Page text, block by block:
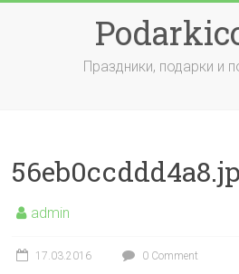
Праздники, подарки и
admin
17.03.2016 0 Comment